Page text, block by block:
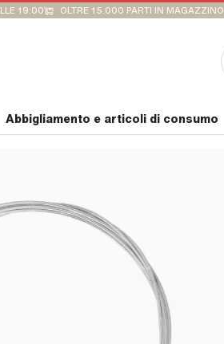
19:00 OLTRE 15.000 PARTI IN MAGAZZINO
Abbigliamento e articoli di consumo